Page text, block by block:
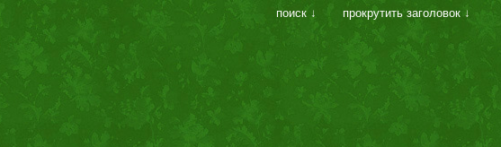
поиск ↓ прокрутить заголовок ↓